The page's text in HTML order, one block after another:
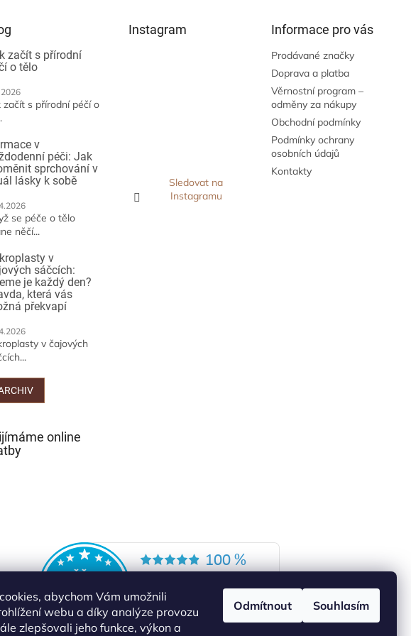
abychom Vám umožnili
webu a díky analýze provozu
zlepšovali jeho funkce, výkon a
Odmítnout Souhlasím
začít s přírodní
o tělo
začít s přírodní péčí o
v
péči: Jak
sprchování v
lásky k sobě
se péče o tělo
něčí...
v
sáčcích:
je každý den?
která vás
překvapí
v čajových
Instagram
Sledovat na
Instagramu
Informace pro vás
Prodávané značky
Doprava a platba
Věrnostní program –
odměny za nákupy
Obchodní podmínky
Podmínky ochrany
osobních údajů
Kontakty
online